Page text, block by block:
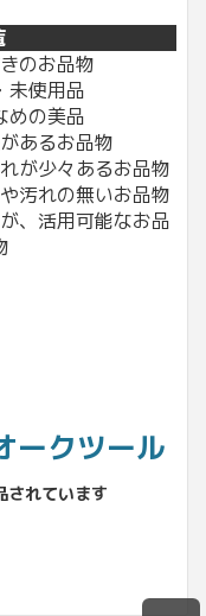
のお品物
未使用品
めの美品
あるお品物
が少々あるお品物
汚れの無いお品物
、活用可能なお品
ークツール
されています